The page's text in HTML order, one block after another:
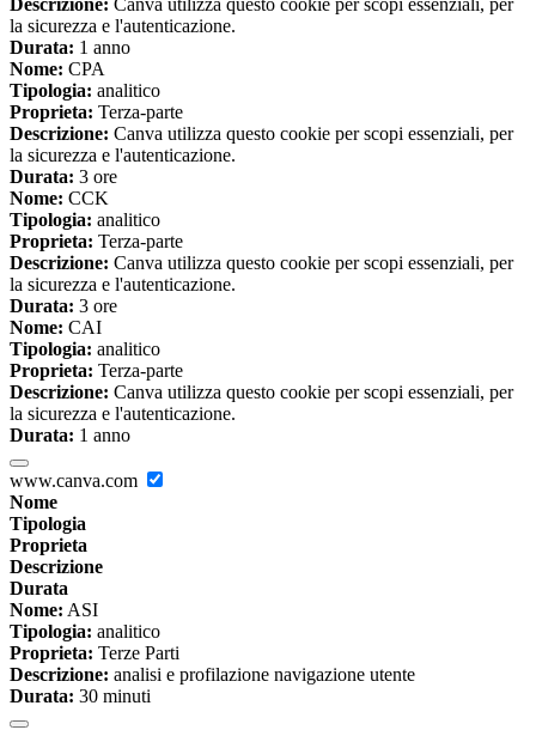
Descrizione: Canva utilizza questo cookie per scopi essenziali, per
la sicurezza e l'autenticazione.
Durata: 1 anno
Nome: CPA
Tipologia: analitico
Proprieta: Terza-parte
Descrizione: Canva utilizza questo cookie per scopi essenziali, per
la sicurezza e l'autenticazione.
Durata: 3 ore
Nome: CCK
Tipologia: analitico
Proprieta: Terza-parte
Descrizione: Canva utilizza questo cookie per scopi essenziali, per
la sicurezza e l'autenticazione.
Durata: 3 ore
Nome: CAI
Tipologia: analitico
Proprieta: Terza-parte
Descrizione: Canva utilizza questo cookie per scopi essenziali, per
la sicurezza e l'autenticazione.
Durata: 1 anno
www.canva.com
Nome
Tipologia
Proprieta
Descrizione
Durata
Nome: ASI
Tipologia: analitico
Proprieta: Terze Parti
Descrizione: analisi e profilazione navigazione utente
Durata: 30 minuti